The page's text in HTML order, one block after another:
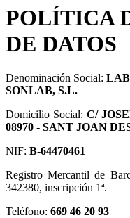
POLÍTICA
DE DATOS
Denominación Social:
SONLAB, S.L.
Domicilio Social: C/
08970 - SANT JOAN
NIF: B-64470461
Registro Mercantil de
342380, inscripción 1ª.
Teléfono: 669 46 20 93